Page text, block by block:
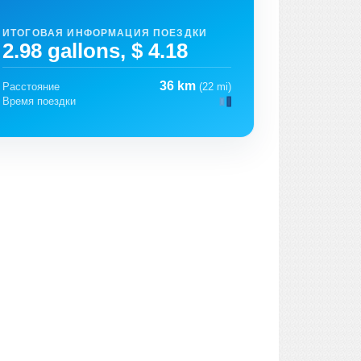
ИТОГОВАЯ ИНФОРМАЦИЯ ПОЕЗДКИ
2.98 gallons, $ 4.18
Расстояние 36 km (22 mi)
Время поездки